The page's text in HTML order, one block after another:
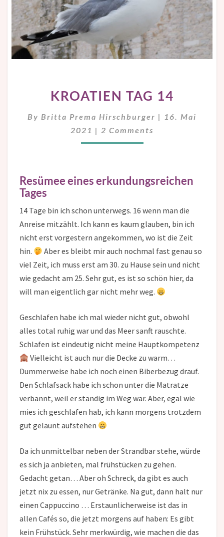
TAG
KROATIEN TAG 14
By Britta Prema Hirschburger | 16. Mai
2021 | Comments
2 Comments
Resümee eines erkundungsreichen
Tages
14 Tage bin ich schon unterwegs. 16 wenn man die
Anreise mitzählt. Ich kann es kaum glauben, bin ich
nicht erst vorgestern angekommen, wo ist die Zeit
hin.
Aber es bleibt mir auch nochmal fast genau so
viel Zeit, ich muss erst am 30. zu Hause sein und nicht
wie gedacht am 25. Sehr gut, es ist so schön hier, da
will man eigentlich gar nicht mehr weg.
Geschlafen habe ich mal wieder nicht gut, obwohl
alles total ruhig war und das Meer sanft rauschte.
Schlafen ist eindeutig nicht meine Hauptkompetenz
Vielleicht ist auch nur die Decke zu warm…
Dummerweise habe ich noch einen Biberbezug drauf.
Den Schlafsack habe ich schon unter die Matratze
verbannt, weil er ständig im Weg war. Aber, egal wie
mies ich geschlafen hab, ich kann morgens trotzdem
gut gelaunt aufstehen
Da ich unmittelbar neben der Strandbar stehe, würde
es sich ja anbieten, mal frühstücken zu gehen.
Gedacht getan… Aber oh Schreck, da gibt es auch
jetzt nix zu essen, nur Getränke. Na gut, dann halt nur
einen Cappuccino … Erstaunlicherweise ist das in
allen Cafés so, die jetzt morgens auf haben: Es gibt
kein Frühstück. Sehr merkwürdig, wie machen die das